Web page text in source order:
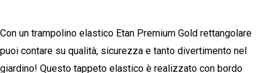
Con un trampolino elastico Etan Premium Gold rettangolare
puoi contare su qualità, sicurezza e tanto divertimento nel
giardino! Questo tappeto elastico è realizzato con bordo